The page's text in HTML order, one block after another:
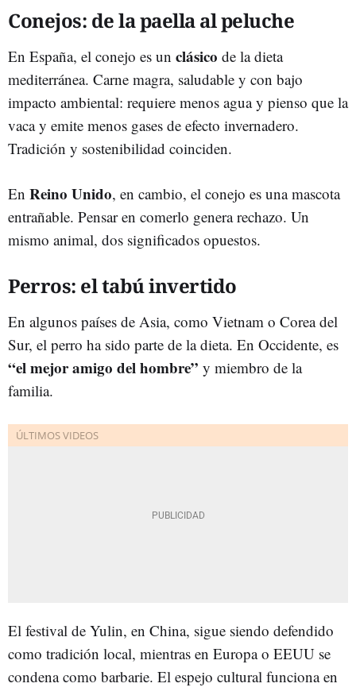
Conejos: de la paella al peluche
En España, el conejo es un clásico de la dieta
mediterránea. Carne magra, saludable y con bajo
impacto ambiental: requiere menos agua y pienso que la
vaca y emite menos gases de efecto invernadero.
Tradición y sostenibilidad coinciden.
En Reino Unido, en cambio, el conejo es una mascota
entrañable. Pensar en comerlo genera rechazo. Un
mismo animal, dos significados opuestos.
Perros: el tabú invertido
En algunos países de Asia, como Vietnam o Corea del
Sur, el perro ha sido parte de la dieta. En Occidente, es
“el mejor amigo del hombre” y miembro de la
familia.
El festival de Yulin, en China, sigue siendo defendido
como tradición local, mientras en Europa o EEUU se
condena como barbarie. El espejo cultural funciona en